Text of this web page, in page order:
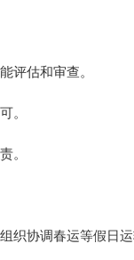
估和审查。
。
。
协调春运等假日运